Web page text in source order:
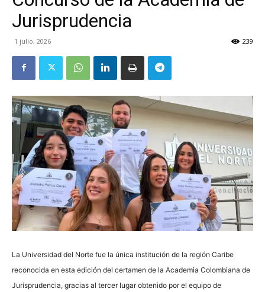
Jurisprudencia
1 julio, 2026 239
La Universidad del Norte fue la única institución de la región Caribe
reconocida en esta edición del certamen de la Academia Colombiana de
Jurisprudencia, gracias al tercer lugar obtenido por el equipo de